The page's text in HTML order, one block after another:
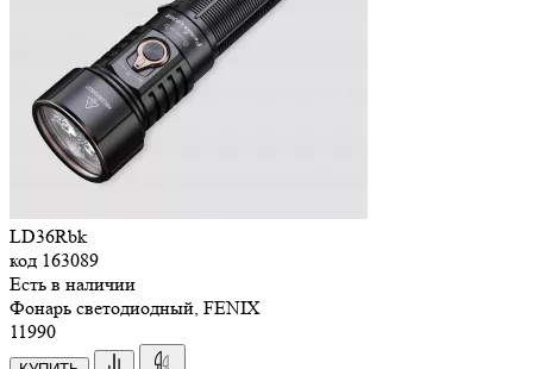
LD36Rbk
код 163089
Есть в наличии
Фонарь светодиодный, FENIX
11990